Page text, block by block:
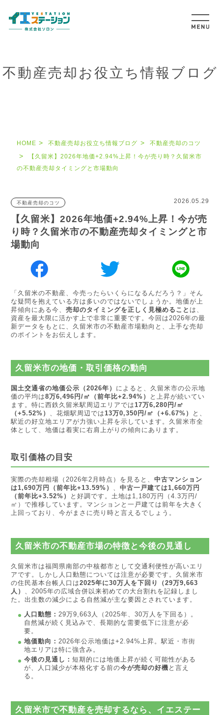
不動産売却お役立ち情報ブログ
HOME 不動産売却お役立ち情報ブログ
不動産売却のコツ
【久留米】2026年地価+2.94%上昇！今が売り時？久留米市
の不動産売却タイミングと市場動向
不動産売却のコツ 2026.05.29
【久留米】2026年地価+2.94%上昇！今が売
り時？久留米市の不動産売却タイミングと市
場動向
「久留米の不動産、今売ったらいくらになるんだろう？」そん
な疑問を抱えている方は多いのではないでしょうか。地価が上
昇傾向にある今、売却のタイミングを正しく見極めること は、
資産を最大限に活かす上で非常に重要です。今回は2026年の最
新データをもとに、久留米市の不動産市場動向と、上手な売却
のポイントをお伝えします。
久留米市の地価・取引価格の動向
国土交通省の地価公示（2026年） によると、久留米市の公示地
価の平均は8万6,496円/㎡（前年比+2.94%）
と上昇が続いてい
ます。特に西鉄久留米駅周辺エリアでは 17万6,280円/㎡
（+5.52%）
、花畑駅周辺では 13万0,350円/㎡（+6.67%）
と、
駅近の好立地エリアが力強い上昇を示しています。久留米市全
体として、地価は着実に右肩上がりの傾向にあります。
取引価格の目安
実際の売却相場（2026年2月時点）を見ると、中古マンション
は1,690万円（前年比+13.59%） 、中古一戸建ては1,660万円
（前年比+3.52%）
と好調です。土地は1,180万円（4.3万円/
㎡）で推移しています。マンションと一戸建ては前年を大きく
上回っており、今がまさに売り時と言えるでしょう。
久留米市の不動産市場の特徴と今後の見通し
久留米市は福岡県南部の中核都市として交通利便性が高いエリ
アです。しかし人口動態については注意が必要です。久留米市
の住民基本台帳人口は2025年に30万人を下回り（29万9,663
人） 、2005年の広域合併以来初めての大台割れを記録しまし
た。出生数の減少による自然減が主な要因とされています。
人口動態： 29万9,663人（2025年、30万人を下回る）。
自然減が続く見込みで、長期的な需要低下に注意が必
要。
地価動向： 2026年公示地価は+2.94%上昇。駅近・市街
地エリアは特に強含み。
今後の見通し：短期的には地価上昇が続く可能性がある
が、人口減少が本格化する前の今が売却の好機 と言え
る。
久留米市で不動産を売却するなら、イエステー